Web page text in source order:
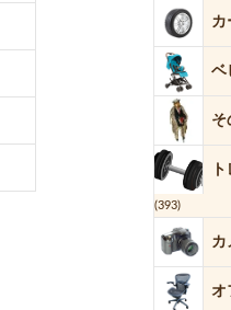
カ
ベ
そ
(393)
カ
オ